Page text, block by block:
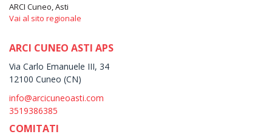
ARCI Cuneo, Asti
Vai al sito regionale
ARCI CUNEO ASTI APS
Via Carlo Emanuele III, 34
12100 Cuneo (CN)
info@arcicuneoasti.com
3519386385
COMITATI